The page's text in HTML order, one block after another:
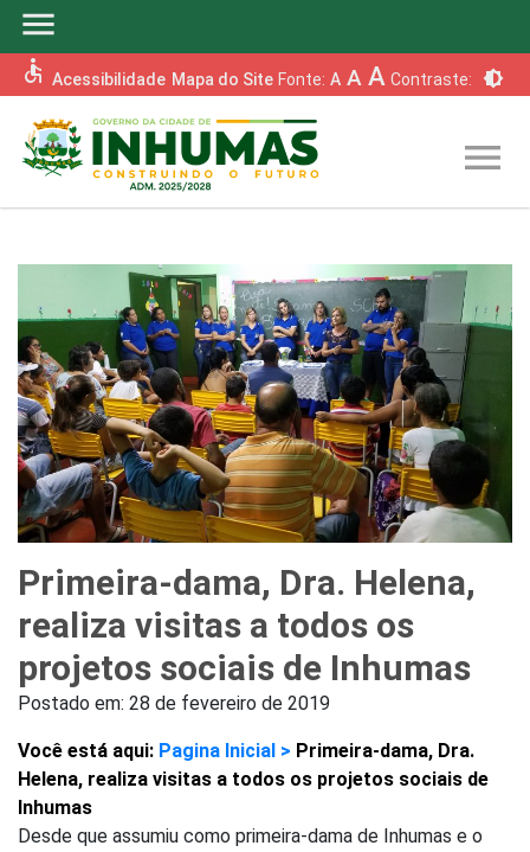
menu
accessible Acessibilidade Mapa do Site Fonte: A A A Contraste: brightness_6
menu
Primeira-dama, Dra. Helena,
realiza visitas a todos os
projetos sociais de Inhumas
Postado em: 28 de fevereiro de 2019
Você está aqui: Pagina Inicial > Primeira-dama, Dra.
Helena, realiza visitas a todos os projetos sociais de
Inhumas
Desde que assumiu como primeira-dama de Inhumas e o